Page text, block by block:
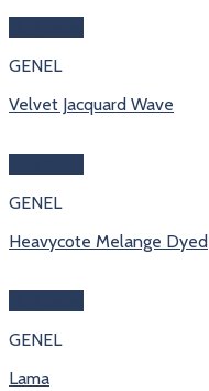
GENEL
Velvet Jacquard Wave
GENEL
Heavycote Melange Dyed
GENEL
Lama